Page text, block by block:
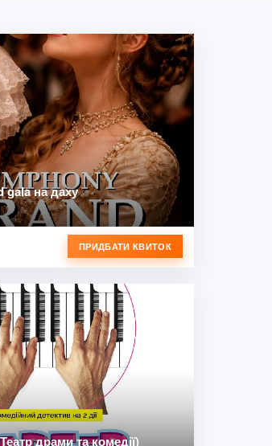
gala на даху
ПРИДБАТИ КВИТОК
драми та комедії)